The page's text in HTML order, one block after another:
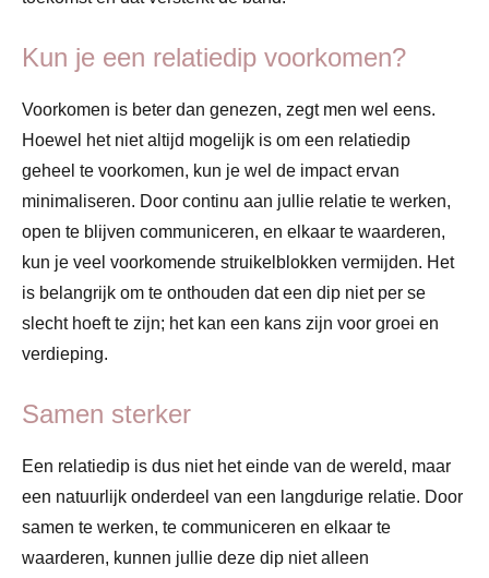
Kun je een relatiedip voorkomen?
Voorkomen is beter dan genezen, zegt men wel eens.
Hoewel het niet altijd mogelijk is om een relatiedip
geheel te voorkomen, kun je wel de impact ervan
minimaliseren. Door continu aan jullie relatie te werken,
open te blijven communiceren, en elkaar te waarderen,
kun je veel voorkomende struikelblokken vermijden. Het
is belangrijk om te onthouden dat een dip niet per se
slecht hoeft te zijn; het kan een kans zijn voor groei en
verdieping.
Samen sterker
Een relatiedip is dus niet het einde van de wereld, maar
een natuurlijk onderdeel van een langdurige relatie. Door
samen te werken, te communiceren en elkaar te
waarderen, kunnen jullie deze dip niet alleen